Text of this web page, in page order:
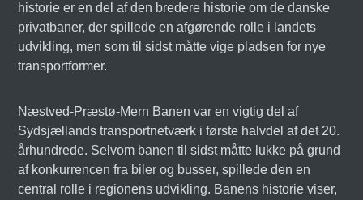
historie er en del af den bredere historie om de danske
privatbaner, der spillede en afgørende rolle i landets
udvikling, men som til sidst måtte vige pladsen for nye
transportformer.
Næstved-Præstø-Mern Banen var en vigtig del af
Sydsjællands transportnetværk i første halvdel af det 20.
århundrede. Selvom banen til sidst måtte lukke på grund
af konkurrencen fra biler og busser, spillede den en
central rolle i regionens udvikling. Banens historie viser,